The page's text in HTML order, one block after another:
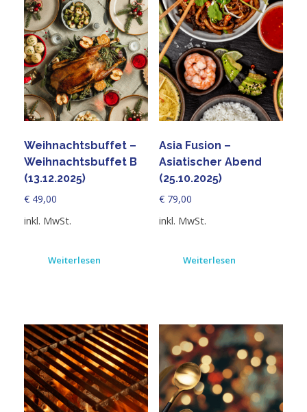
Weihnachtsbuffet –
Weihnachtsbuffet B
(13.12.2025)
€ 49,00
inkl. MwSt.
Weiterlesen
Asia Fusion –
Asiatischer Abend
(25.10.2025)
€79,00
inkl. MwSt.
Weiterlesen